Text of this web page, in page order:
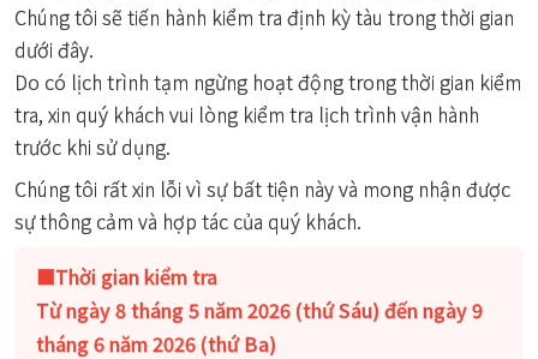
Chúng tôi sẽ tiến hành kiểm tra định kỳ tàu trong thời gian
dưới đây.
Do có lịch trình tạm ngừng hoạt động trong thời gian kiểm
tra, xin quý khách vui lòng kiểm tra lịch trình vận hành
trước khi sử dụng.
Chúng tôi rất xin lỗi vì sự bất tiện này và mong nhận được
sự thông cảm và hợp tác của quý khách.
■Thời gian kiểm tra
Từ ngày 8 tháng 5 năm 2026 (thứ Sáu) đến ngày 9
tháng 6 năm 2026 (thứ Ba)